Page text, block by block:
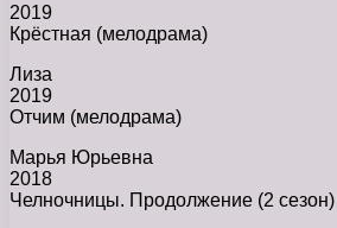
2019
Крёстная (мелодрама)
Лиза
2019
Отчим (мелодрама)
Марья Юрьевна
2018
Челночницы. Продолжение (2